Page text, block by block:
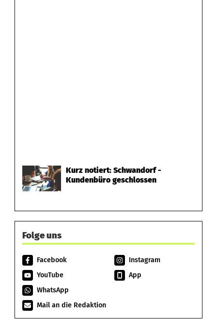
Kurz notiert: Schwandorf -
Kundenbüro geschlossen
Folge uns
Facebook
Instagram
YouTube
App
WhatsApp
Mail an die Redaktion